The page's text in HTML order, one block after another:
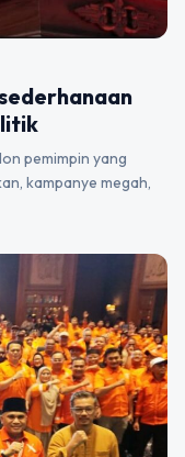
pemimpin yang
kampanye megah,